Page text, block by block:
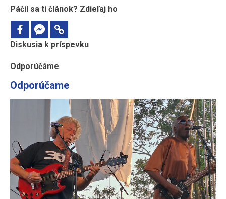
Páčil sa ti článok? Zdieľaj ho
Diskusia k príspevku
Odporúčáme
Odporúčame